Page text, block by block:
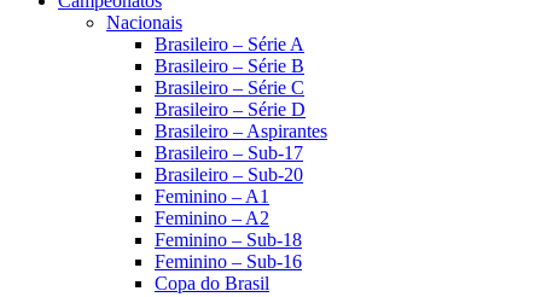
Nacionais
Brasileiro – Série A
Brasileiro – Série B
Brasileiro – Série C
Brasileiro – Série D
Brasileiro – Aspirantes
Brasileiro – Sub-17
Brasileiro – Sub-20
Feminino – A1
Feminino – A2
Feminino – Sub-18
Feminino – Sub-16
Copa do Brasil